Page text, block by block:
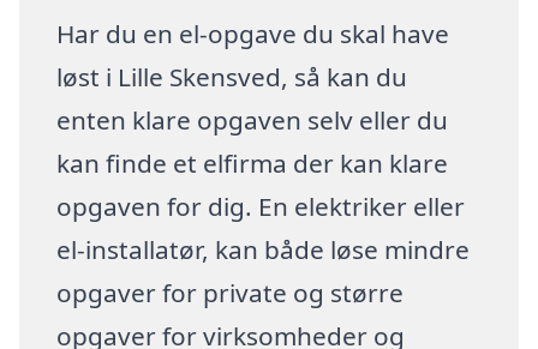
Har du en el-opgave du skal have
løst i Lille Skensved, så kan du
enten klare opgaven selv eller du
kan finde et elfirma der kan klare
opgaven for dig. En elektriker eller
el-installatør, kan både løse mindre
opgaver for private og større
opgaver for virksomheder og